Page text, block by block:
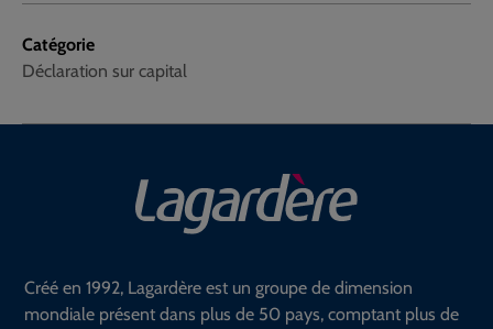
Catégorie
Déclaration sur capital
Créé en 1992, Lagardère est un groupe de dimension
mondiale présent dans plus de 50 pays, comptant plus de